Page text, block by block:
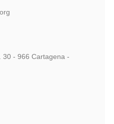
30 - 966 Cartagena -